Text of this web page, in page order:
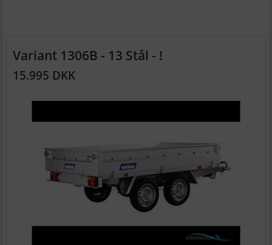
Variant 1306B - 13 Stål - !
15.995 DKK